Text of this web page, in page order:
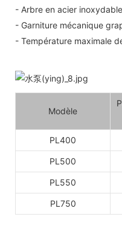
- Arbre en acier
- Garniture mécanique
- Température maximale
Modèle
PL400
PL500
PL550
PL750